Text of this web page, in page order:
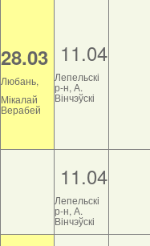
28.03
Любань,
Мікалай
Верабей
11.04
Лепельскі
р-н, А.
Вінчэўскі
11.04
Лепельскі
р-н, А.
Вінчэўскі